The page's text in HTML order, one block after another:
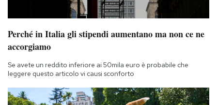
Perché in Italia gli stipendi aumentano ma non ce ne
accorgiamo
Se avete un reddito inferiore ai 50mila euro è probabile che
leggere questo articolo vi causi sconforto